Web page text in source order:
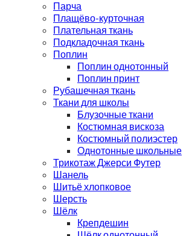
Парча
Плащёво-курточная
Плательная ткань
Подкладочная ткань
Поплин
Поплин однотонный
Поплин принт
Рубашечная ткань
Ткани для школы
Блузочные ткани
Костюмная вискоза
Костюмный полиэстер
Однотонные школьные
Трикотаж Джерси Футер
Шанель
Шитьё хлопковое
Шерсть
Шёлк
Крепдешин